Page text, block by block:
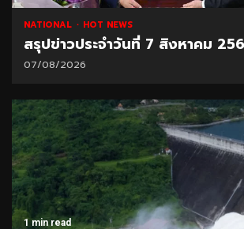
NATIONAL HOT NEWS
สรุปข่าวประจำวันที่ 7 สิงหาคม
07/08/2026
1 min read